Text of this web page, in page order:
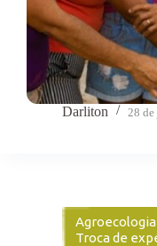
Darliton 28
Agroecologia
Troca de